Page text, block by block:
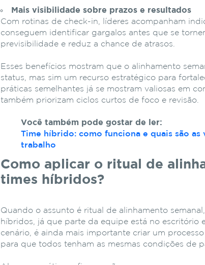
Mais visibilidade sobre prazos e resultados
Com rotinas de check-in, líderes acompanham
conseguem identificar gargalos antes que se
previsibilidade e reduz a chance de atrasos.
Esses benefícios mostram que o alinhamento
status, mas sim um recurso estratégico para
práticas semelhantes já se mostram valiosas em
também priorizam ciclos curtos de foco e revisão.
Você também pode gostar de ler:
Time híbrido: como funciona e quais são as
trabalho
Como aplicar o ritual de
times híbridos?
Quando o assunto é ritual de alinhamento
híbridos, já que parte da equipe está no escritório
cenário, é ainda mais importante criar um
para que todos tenham as mesmas condições de